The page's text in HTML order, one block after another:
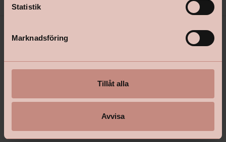
Statistik
Marknadsföring
Tillåt alla
Avvisa
Vanliga frågor & svar